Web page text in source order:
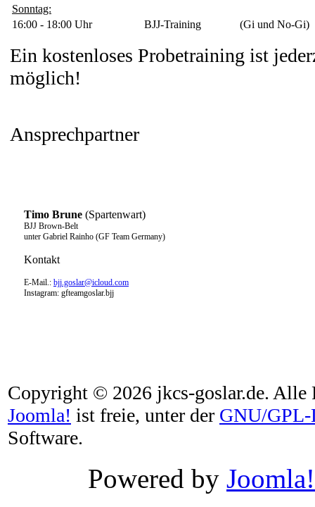
Sonntag:
16:00 - 18:00 Uhr
BJJ-Training (Gi und No-Gi)
Ein kostenloses Probetraining ist
möglich!
Ansprechpartner
Timo Brune (Spartenwart)
BJJ Brown-Belt
unter Gabriel Rainho (GF Team Germany)
Kontakt
E-Mail.: bjj.goslar@icloud.com
Instagram: gfteamgoslar.bjj
Copyright © 2026 jkcs-goslar.de. Alle
Joomla! ist freie, unter der GNU/GPL-
Software.
Powered by Joomla!